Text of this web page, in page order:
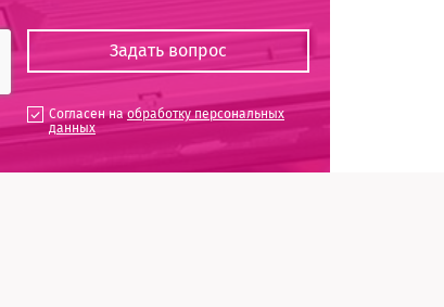
Согласен наобработку персональных
данных